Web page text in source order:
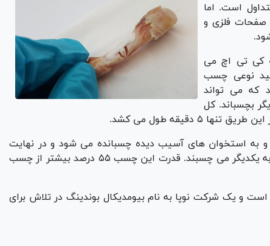
است. اما
صفحات فلزی و
کی تی اچ می
نوعی چسب
که می تواند
بچسباند. کل
دقیقه طول می کشد.
و به استخوان های آسیب دیده چسبانده می شود و در نهایت
بخش های شکسته شده استخوان به خوبی به یکدیگر می چسبند. قدرت این چسب ۵۵ درصد بیشتر از چسب
و یک شرکت نوپا به نام بیومدیکال بوندینگ در تلاش برای